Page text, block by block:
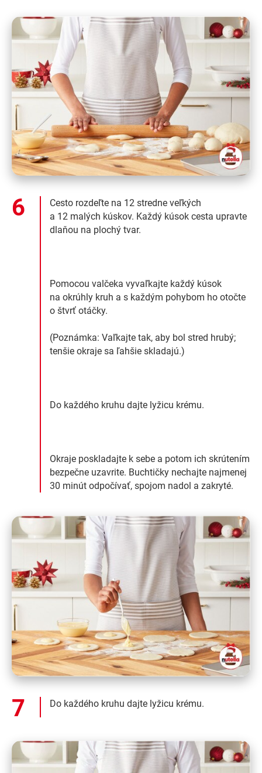
Cesto rozdeľte na 12 stredne veľkých
a 12 malých kúskov. Každý kúsok cesta upravte
dlaňou na plochý tvar.
Pomocou valčeka vyvaľkajte každý kúsok
na okrúhly kruh a s každým pohybom ho otočte
o štvrť otáčky.
(Poznámka: Vaľkajte tak, aby bol stred hrubý;
tenšie okraje sa ľahšie skladajú.)
Do každého kruhu dajte lyžicu krému.
Okraje poskladajte k sebe a potom ich skrútením
bezpečne uzavrite. Buchtičky nechajte najmenej
30 minút odpočívať, spojom nadol a zakryté.
Do každého kruhu dajte lyžicu krému.